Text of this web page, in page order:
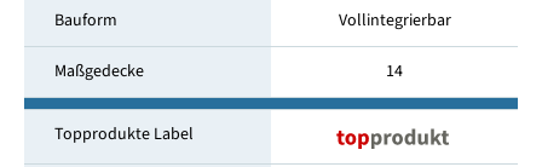
Bauform Vollintegrierbar
Maßgedecke 14
Topprodukte Label